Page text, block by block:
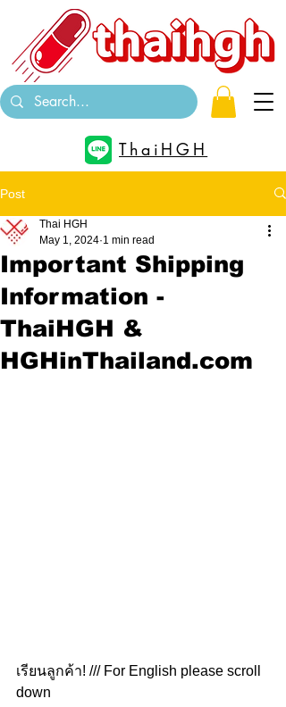
ThaiHGH
Post
Important Shipping
Information -
ThaiHGH &
HGHinThailand.com
Thai HGH
May 1, 2024 1 min read
เรียนลูกค้า! /// For English please scroll
down